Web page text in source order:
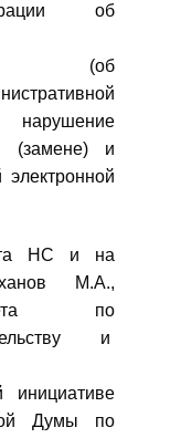
об
(об
нарушение
(замене) и
НС и на
М.А.,
по
и
Думы по